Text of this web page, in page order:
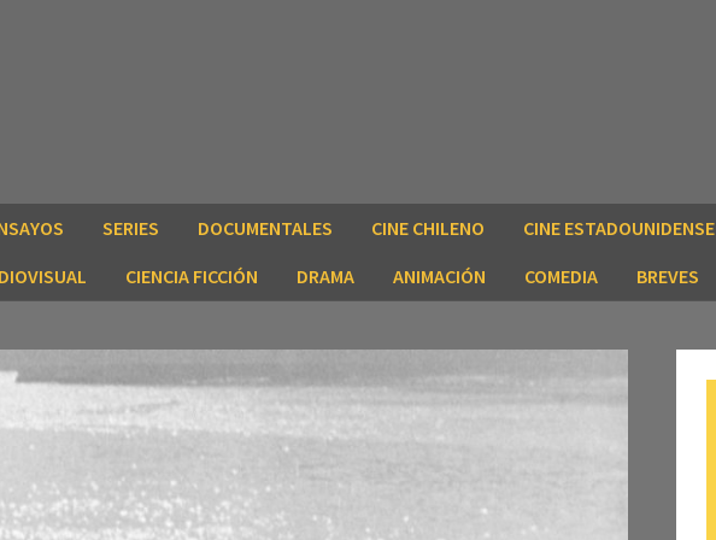
SERIES DOCUMENTALES CINE CHILENO CINE ESTADOUNIDENSE
CIENCIA FICCIÓN DRAMA ANIMACIÓN COMEDIA BREVES